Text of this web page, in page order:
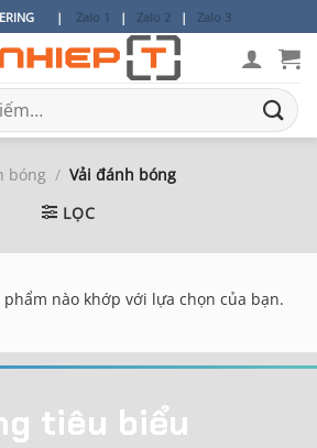
| Zalo 1 | Zalo 2| Zalo 3
bóng / Vải đánh bóng
LỌC
nào khớp với lựa chọn của bạn.
tiêu biểu